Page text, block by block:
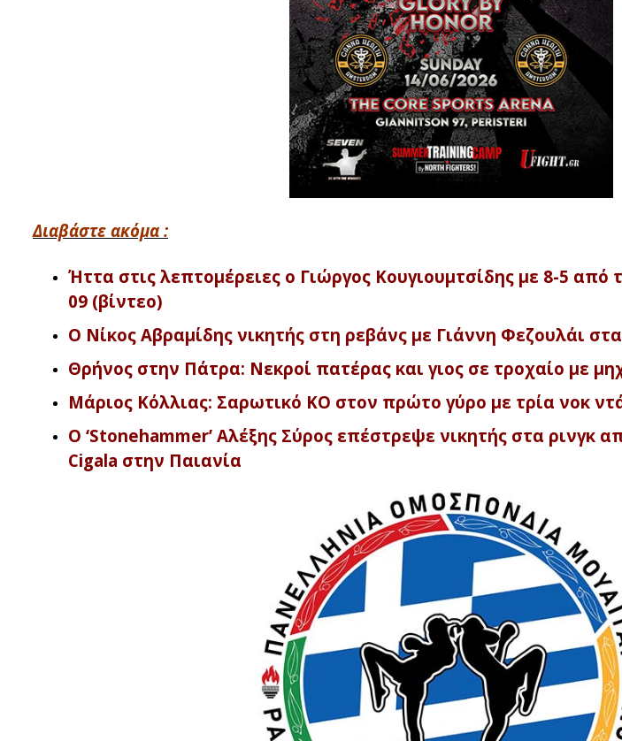
Διαβάστε ακόμα :
Ήττα στις λεπτομέρειες ο Γιώργος Κουγιουμτσίδης με 8-5 από
09 (βίντεο)
Ο Νίκος Αβραμίδης νικητής στη ρεβάνς με Γιάννη Φεζουλάι
Θρήνος στην Πάτρα: Νεκροί πατέρας και γιος σε τροχαίο με
Μάριος Κόλλιας: Σαρωτικό KO στον πρώτο γύρο με τρία νοκ
O ‘Stonehammer’ Αλέξης Σύρος επέστρεψε νικητής στα ρινγκ
Cigala στην Παιανία